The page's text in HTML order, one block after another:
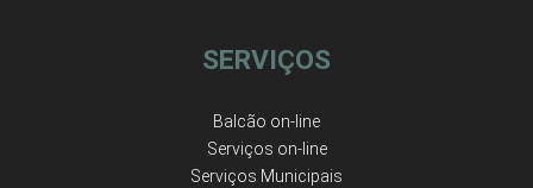
SERVIÇOS
Balcão on-line
Serviços on-line
Serviços Municipais